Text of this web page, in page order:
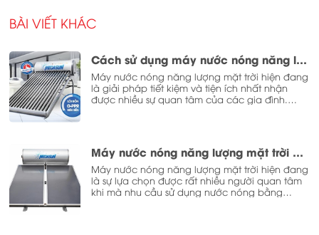
BÀI VIẾT KHÁC
Cách sử dụng máy nước nóng năng lượng mặt trời
Máy nước nóng năng lượng mặt trời hiện đang
là giải pháp tiết kiệm và tiện ích nhất nhận
được nhiều sự quan tâm của các gia đình.
viết này Megasun sẽ giúp bạn tìm hiểu về cách
sử dụng máy nước nóng năng lượng mặt trời.
Máy nước nóng năng lượng mặt trời Megasun – Sản phẩm được ưa chuộng nhất
Máy nước nóng năng lượng mặt trời hiện đang
là sự lựa chọn được rất nhiều người quan tâm
khi mà nhu cầu sử dụng nước nóng bằng